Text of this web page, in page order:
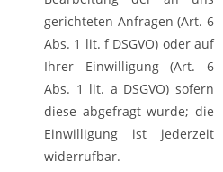
gerichteten Anfragen (Art. 6
Abs. 1 lit. f DSGVO) oder auf
Ihrer Einwilligung (Art. 6
Abs. 1 lit. a DSGVO) sofern
diese abgefragt wurde; die
Einwilligung ist jederzeit
widerrufbar.